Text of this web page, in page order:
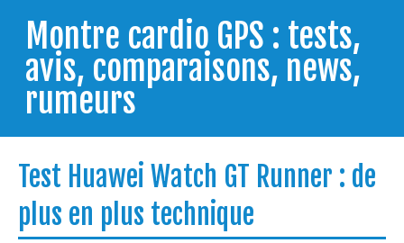
contentMontre cardio GPS : tests,
avis, comparaisons, news,
rumeurs
trouver celle qui répondra à vos besoins et
comprendre comment bien l'utiliser.
Test Huawei Watch GT Runner : de
plus en plus technique